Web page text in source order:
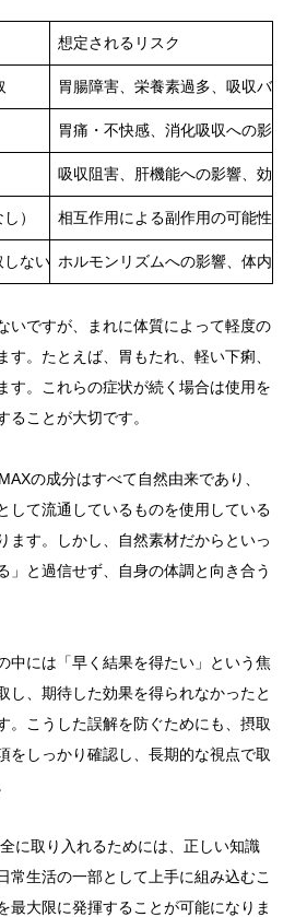
想定されるリスク
胃腸障害、栄養素過多、吸収バラ
胃痛・不快感、消化吸収への影響
吸収阻害、肝機能への影響、効果
） 相互作用による副作用の可能性、
ない ホルモンリズムへの影響、体内安
いですが、まれに体質によって軽度の
す。たとえば、胃もたれ、軽い下痢、
す。これらの症状が続く場合は使用を
ることが大切です。
の成分はすべて自然由来であり、
して流通しているものを使用している
ます。しかし、自然素材だからといっ
」と過信せず、自身の体調と向き合う
中には「早く結果を得たい」という焦
し、期待した効果を得られなかったと
。こうした誤解を防ぐためにも、摂取
をしっかり確認し、長期的な視点で取
に取り入れるためには、正しい知識
常生活の一部として上手に組み込むこ
最大限に発揮することが可能になりま